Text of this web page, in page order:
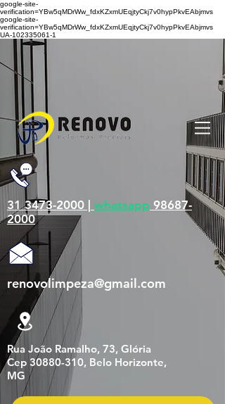
google-site-
verification=YBw5qMDrWw_fdxKZxmUEqjtyCkj7v0hypPkvEAbjmvs
google-site-
verification=YBw5qMDrWw_fdxKZxmUEqjtyCkj7v0hypPkvEAbjmvs
UA-102335061-1
31 3473-2000 | whatsapp 98687-
2000
renovolimpeza@gmail.com
Rua João Ramalho, 73, Glória
Cep 30880-310, Belo Horizonte,
MG